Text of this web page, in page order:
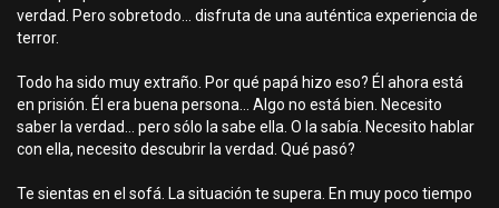
verdad. Pero sobretodo... disfruta de una auténtica experiencia de
terror.
Todo ha sido muy extraño. Por qué papá hizo eso? Él ahora está
en prisión. Él era buena persona… Algo no está bien. Necesito
saber la verdad… pero sólo la sabe ella. O la sabía. Necesito hablar
con ella, necesito descubrir la verdad. Qué pasó?
Te sientas en el sofá. La situación te supera. En muy poco tiempo